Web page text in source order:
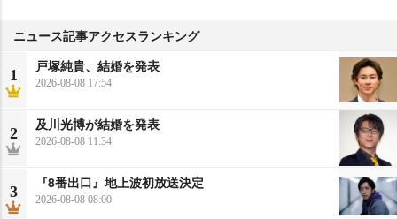
ニュース記事アクセスランキング
1
戸塚純貴、結婚を発表
2026-08-08 17:54
2
及川光博が結婚を発表
2026-08-08 11:34
3
『8番出口』地上波初放送決定
2026-08-08 08:00